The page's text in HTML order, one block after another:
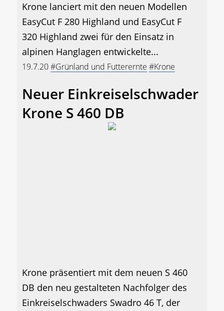
Krone lanciert mit den neuen Modellen
EasyCut F 280 Highland und EasyCut F
320 Highland zwei für den Einsatz in
alpinen Hanglagen entwickelte...
19.7.20#Grünland und Futterernte #Krone
Neuer Einkreiselschwader
Krone S 460 DB
Krone präsentiert mit dem neuen S 460
DB den neu gestalteten Nachfolger des
Einkreiselschwaders Swadro 46 T, der